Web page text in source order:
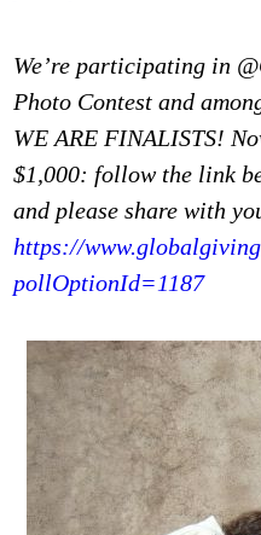
We’re participating in
Photo Contest and
WE ARE FINALISTS!
$1,000: follow the link
and please share with
https://
pollOptionId=1187